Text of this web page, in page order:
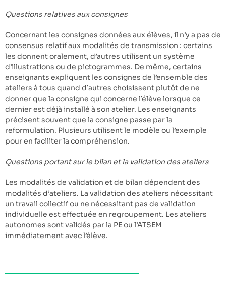
Questions relatives aux consignes
Concernant les consignes données aux élèves, il n’y a pas de
consensus relatif aux modalités de transmission : certains
les donnent oralement, d’autres utilisent un système
d’illustrations ou de pictogrammes. De même, certains
enseignants expliquent les consignes de l’ensemble des
ateliers à tous quand d’autres choisissent plutôt de ne
donner que la consigne qui concerne l’élève lorsque ce
dernier est déjà installé à son atelier. Les enseignants
précisent souvent que la consigne passe par la
reformulation. Plusieurs utilisent le modèle ou l’exemple
pour en faciliter la compréhension.
Questions portant sur le bilan et la validation des ateliers
Les modalités de validation et de bilan dépendent des
modalités d’ateliers. La validation des ateliers nécessitant
un travail collectif ou ne nécessitant pas de validation
individuelle est effectuée en regroupement. Les ateliers
autonomes sont validés par la PE ou l’ATSEM
immédiatement avec l’élève.